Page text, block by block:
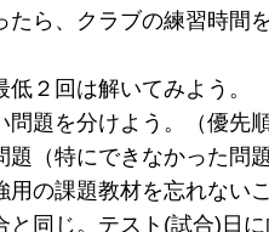
ら、クラブの練習時間
２回は解いてみよう。
題を分けよう。（優先
（特にできなかった問
の課題教材を忘れない
同じ。テスト(試合)日に